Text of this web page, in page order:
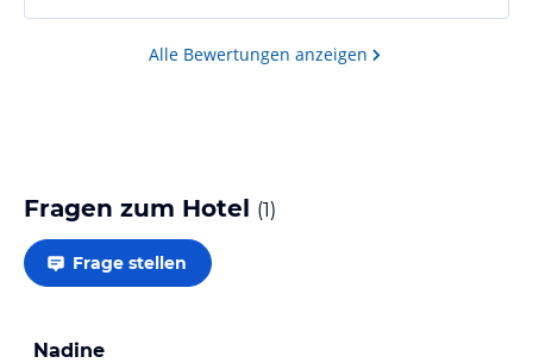
Alle Bewertungen anzeigen
Fragen zum Hotel (1)
Frage stellen
Nadine